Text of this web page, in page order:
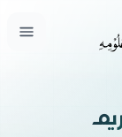
فتح